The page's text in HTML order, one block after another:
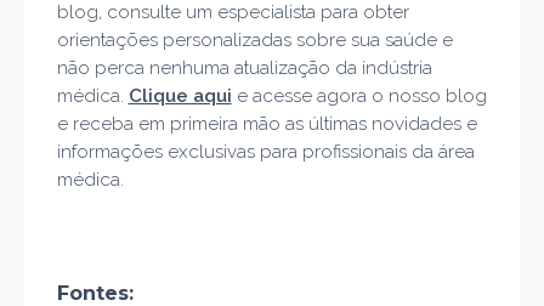
blog, consulte um especialista para obter
orientações personalizadas sobre sua saúde e
não perca nenhuma atualização da indústria
médica. Clique aqui e acesse agora o nosso blog
e receba em primeira mão as últimas novidades e
informações exclusivas para profissionais da área
médica.
Fontes: